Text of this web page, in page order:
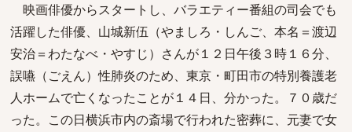
映画俳優からスタートし、バラエティー番組の司会でも
活躍した俳優、山城新伍（やましろ・しんご、本名＝渡辺
安治＝わたなべ・やすじ）さんが１２日午後３時１６分、
誤嚥（ごえん）性肺炎のため、東京・町田市の特別養護老
人ホームで亡くなったことが１４日、分かった。７０歳だ
った。この日横浜市内の斎場で行われた密葬に、元妻で女